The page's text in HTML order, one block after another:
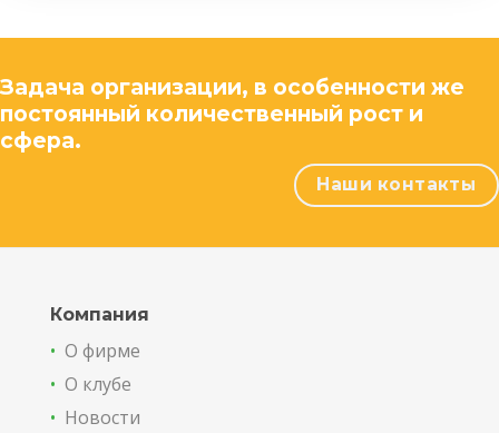
Задача организации, в особенности же
постоянный количественный рост и
сфера.
Наши контакты
Компания
• О фирме
• О клубе
• Новости